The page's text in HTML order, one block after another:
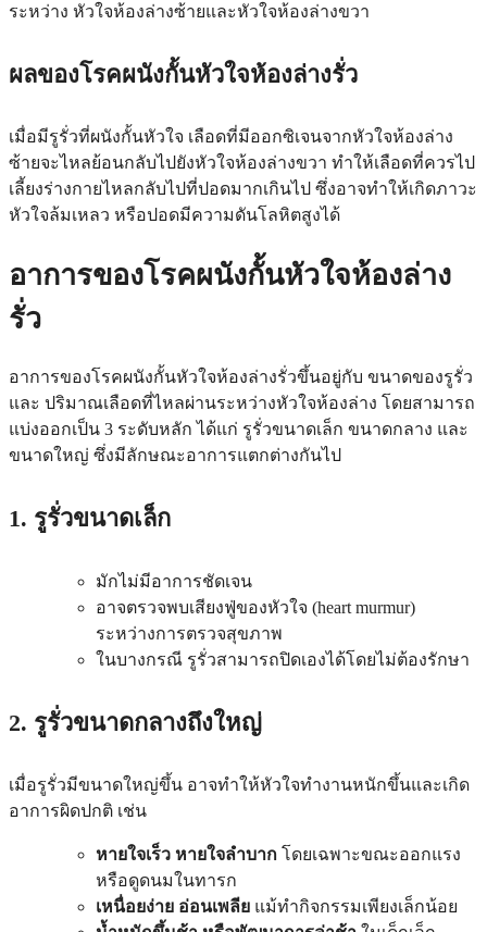
ระหว่าง หัวใจห้องล่างซ้ายและหัวใจห้องล่างขวา
ผลของโรคผนังกั้นหัวใจห้องล่างรั่ว
เมื่อมีรูรั่วที่ผนังกั้นหัวใจ เลือดที่มีออกซิเจนจากหัวใจห้องล่าง
ซ้ายจะไหลย้อนกลับไปยังหัวใจห้องล่างขวา ทำให้เลือดที่ควรไป
เลี้ยงร่างกายไหลกลับไปที่ปอดมากเกินไป ซึ่งอาจทำให้เกิดภาวะ
หัวใจล้มเหลว หรือปอดมีความดันโลหิตสูงได้
อาการของโรคผนังกั้นหัวใจห้องล่าง
รั่ว
อาการของโรคผนังกั้นหัวใจห้องล่างรั่วขึ้นอยู่กับ ขนาดของรูรั่ว
และ ปริมาณเลือดที่ไหลผ่านระหว่างหัวใจห้องล่าง โดยสามารถ
แบ่งออกเป็น 3 ระดับหลัก ได้แก่ รูรั่วขนาดเล็ก ขนาดกลาง และ
ขนาดใหญ่ ซึ่งมีลักษณะอาการแตกต่างกันไป
1. รูรั่วขนาดเล็ก
มักไม่มีอาการชัดเจน
อาจตรวจพบเสียงฟู่ของหัวใจ (heart murmur)
ระหว่างการตรวจสุขภาพ
ในบางกรณี รูรั่วสามารถปิดเองได้โดยไม่ต้องรักษา
2. รูรั่วขนาดกลางถึงใหญ่
เมื่อรูรั่วมีขนาดใหญ่ขึ้น อาจทำให้หัวใจทำงานหนักขึ้นและเกิด
อาการผิดปกติ เช่น
หายใจเร็ว หายใจลำบาก โดยเฉพาะขณะออกแรง
หรือดูดนมในทารก
เหนื่อยง่าย อ่อนเพลีย แม้ทำกิจกรรมเพียงเล็กน้อย